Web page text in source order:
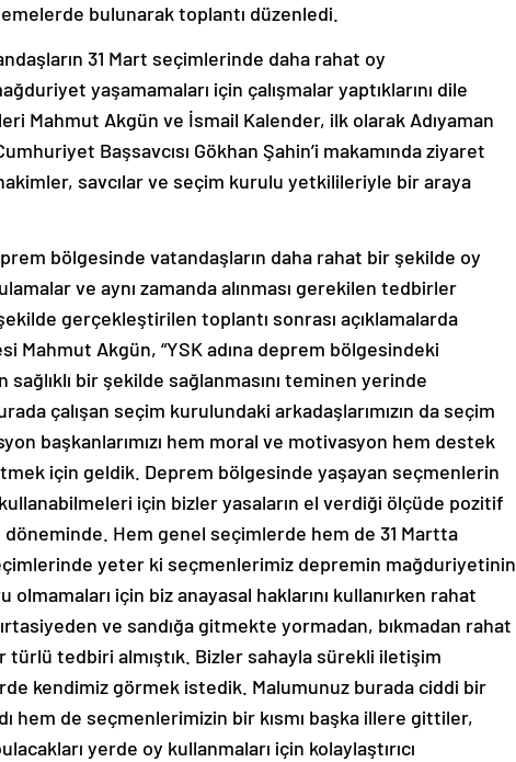
bulunarak toplantı düzenledi.
31 Mart seçimlerinde daha rahat oy
yaşamamaları için çalışmalar yaptıklarını dile
Mahmut Akgün ve İsmail Kalender, ilk olarak Adıyaman
Başsavcısı Gökhan Şahin’i makamında ziyaret
savcılar ve seçim kurulu yetkilileriyle bir araya
bölgesinde vatandaşların daha rahat bir şekilde oy
ve aynı zamanda alınması gerekilen tedbirler
şekilde gerçekleştirilen toplantı sonrası açıklamalarda
Mahmut Akgün, “YSK adına deprem bölgesindeki
sağlıklı bir şekilde sağlanmasını teminen yerinde
çalışan seçim kurulundaki arkadaşlarımızın da seçim
başkanlarımızı hem moral ve motivasyon hem destek
için geldik. Deprem bölgesinde yaşayan seçmenlerin
için bizler yasaların el verdiği ölçüde pozitif
Hem genel seçimlerde hem de 31 Martta
yeter ki seçmenlerimiz depremin mağduriyetinin
için biz anayasal haklarını kullanırken rahat
ve sandığa gitmekte yormadan, bıkmadan rahat
türlü tedbiri almıştık. Bizler sahayla sürekli iletişim
kendimiz görmek istedik. Malumunuz burada ciddi bir
hem de seçmenlerimizin bir kısmı başka illere gittiler,
yerde oy kullanmaları için kolaylaştırıcı